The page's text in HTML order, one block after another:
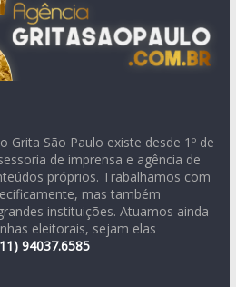
Grita São Paulo existe desde 1º de
de imprensa e agência de
próprios. Trabalhamos com
mas também
instituições. Atuamos ainda
eleitorais, sejam elas
94037.6585